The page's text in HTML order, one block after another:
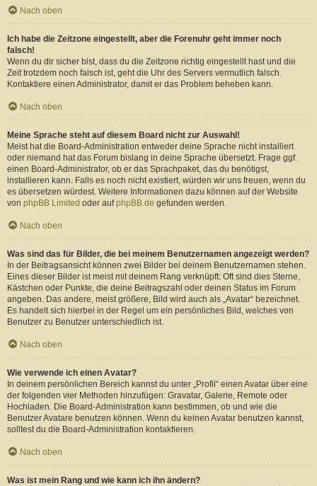
Nach oben
Ich habe die Zeitzone eingestellt, aber die Forenuhr geht immer noch
falsch!
Wenn du dir sicher bist, dass du die Zeitzone richtig eingestellt hast und die
Zeit trotzdem noch falsch ist, geht die Uhr des Servers vermutlich falsch.
Kontaktiere einen Administrator, damit er das Problem beheben kann.
Nach oben
Meine Sprache steht auf diesem Board nicht zur Auswahl!
Meist hat die Board-Administration entweder deine Sprache nicht installiert
oder niemand hat das Forum bislang in deine Sprache übersetzt. Frage ggf.
einen Board-Administrator, ob er das Sprachpaket, das du benötigst,
installieren kann. Falls es noch nicht existiert, würden wir uns freuen, wenn du
es übersetzen würdest. Weitere Informationen dazu können auf der Website
von phpBB Limited oder aufphpBB.de gefunden werden.
Nach oben
Was sind das für Bilder, die bei meinem Benutzernamen angezeigt werden?
In der Beitragsansicht können zwei Bilder bei deinem Benutzernamen stehen.
Eines dieser Bilder ist meist mit deinem Rang verknüpft: Oft sind dies Sterne,
Kästchen oder Punkte, die deine Beitragszahl oder deinen Status im Forum
angeben. Das andere, meist größere, Bild wird auch als „Avatar“ bezeichnet.
Es handelt sich hierbei in der Regel um ein persönliches Bild, welches von
Benutzer zu Benutzer unterschiedlich ist.
Nach oben
Wie verwende ich einen Avatar?
In deinem persönlichen Bereich kannst du unter „Profil“ einen Avatar über eine
der folgenden vier Methoden hinzufügen: Gravatar, Galerie, Remote oder
Hochladen. Die Board-Administration kann bestimmen, ob und wie die
Benutzer Avatare benutzen können. Wenn du keinen Avatar benutzen kannst,
solltest du die Board-Administration kontaktieren.
Nach oben
Was ist mein Rang und wie kann ich ihn ändern?